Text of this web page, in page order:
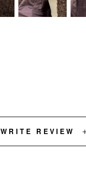
WRITE REVIEW